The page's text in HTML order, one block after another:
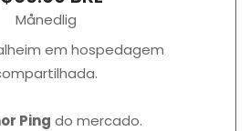
Månedlig
em hospedagem
Ping do mercado.